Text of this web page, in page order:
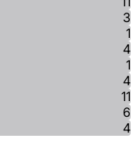
3
1
4
1
4
11
6
4